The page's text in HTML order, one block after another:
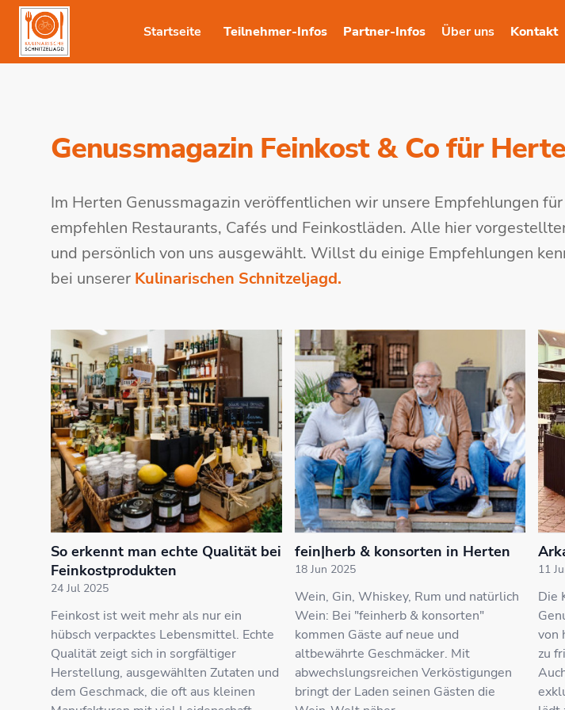
Startseite Teilnehmer-Infos Partner-Infos Über uns Kontakt
Genussmagazin Feinkost & Co für
Im Herten Genussmagazin veröffentlichen wir unsere Empfehlungen
empfehlen Restaurants, Cafés und Feinkostläden. Alle hier
und persönlich von uns ausgewählt. Willst du einige Empfehlungen
bei unserer Kulinarischen Schnitzeljagd.
So erkennt man echte Qualität bei
Feinkostprodukten
24 Jul 2025
Feinkost ist weit mehr als nur ein
hübsch verpacktes Lebensmittel. Echte
Qualität zeigt sich in sorgfältiger
Herstellung, ausgewählten Zutaten und
dem Geschmack, die oft aus kleinen
fein|herb & konsorten in Herten
18 Jun 2025
Wein, Gin, Whiskey, Rum und natürlich
Wein: Bei "feinherb & konsorten"
kommen Gäste auf neue und
altbewährte Geschmäcker. Mit
abwechslungsreichen Verköstigungen
bringt der Laden seinen Gästen die
11
Die
von
zu